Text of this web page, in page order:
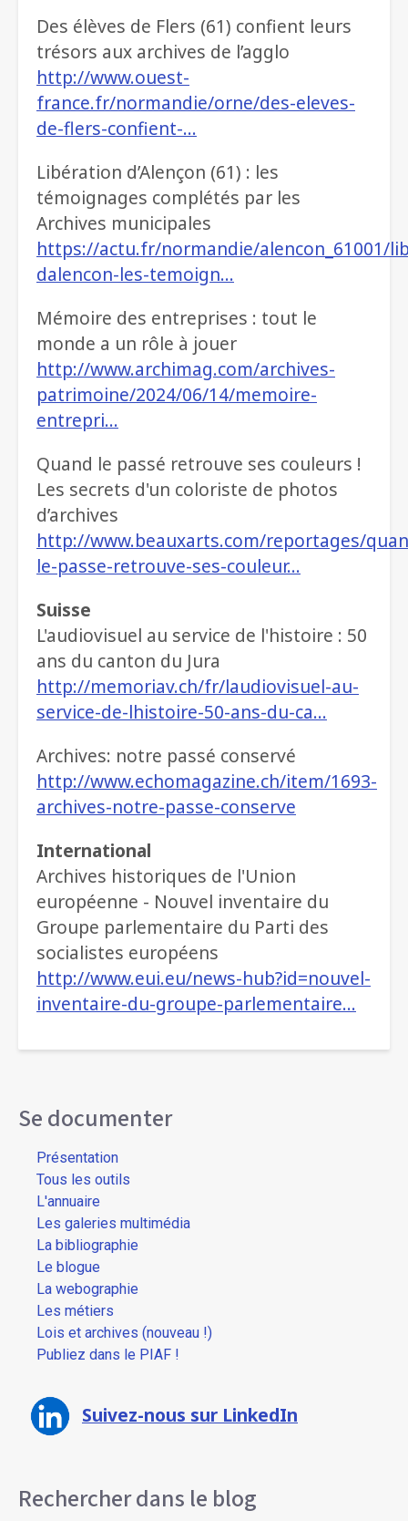
Des élèves de Flers (61) confient leurs
trésors aux archives de l’agglo
http://www.ouest-
france.fr/normandie/orne/des-eleves-
de-flers-confient-…
Libération d’Alençon (61) : les
témoignages complétés par les
Archives municipales
https://actu.fr/normandie/alencon_61001/
dalencon-les-temoign…
Mémoire des entreprises : tout le
monde a un rôle à jouer
http://www.archimag.com/archives-
patrimoine/2024/06/14/memoire-
entrepri…
Quand le passé retrouve ses couleurs !
Les secrets d'un coloriste de photos
d’archives
http://www.beauxarts.com/reportages/
le-passe-retrouve-ses-couleur…
Suisse
L'audiovisuel au service de l'histoire : 50
ans du canton du Jura
http://memoriav.ch/fr/laudiovisuel-au-
service-de-lhistoire-50-ans-du-ca…
Archives: notre passé conservé
http://www.echomagazine.ch/item/1693-
archives-notre-passe-conserve
International
Archives historiques de l'Union
européenne - Nouvel inventaire du
Groupe parlementaire du Parti des
socialistes européens
http://www.eui.eu/news-hub?id=nouvel-
inventaire-du-groupe-parlementaire…
Se documenter
Présentation
Tous les outils
L'annuaire
Les galeries multimédia
La bibliographie
Le blogue
La webographie
Les métiers
Lois et archives (nouveau !)
Publiez dans le PIAF !
Suivez-nous sur LinkedIn
Rechercher dans le blog